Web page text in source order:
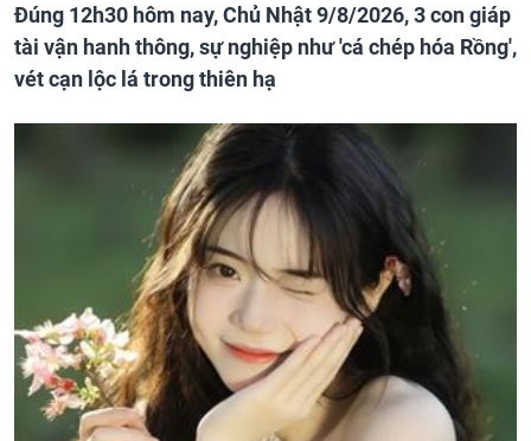
Đúng 12h30 hôm nay, Chủ Nhật 9/8/2026, 3 con giáp
tài vận hanh thông, sự nghiệp như 'cá chép hóa Rồng',
vét cạn lộc lá trong thiên hạ